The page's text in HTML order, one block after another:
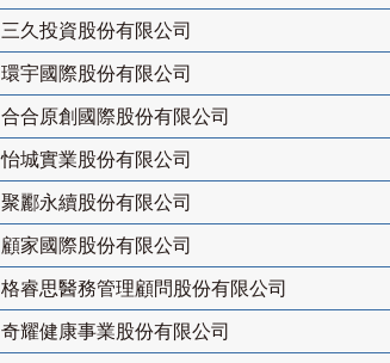
三久投資股份有限公司
環宇國際股份有限公司
合合原創國際股份有限公司
怡城實業股份有限公司
聚酈永續股份有限公司
顧家國際股份有限公司
格睿思醫務管理顧問股份有限公司
奇耀健康事業股份有限公司